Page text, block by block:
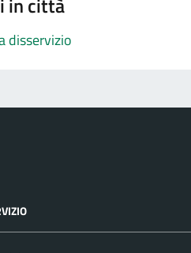
disservizio